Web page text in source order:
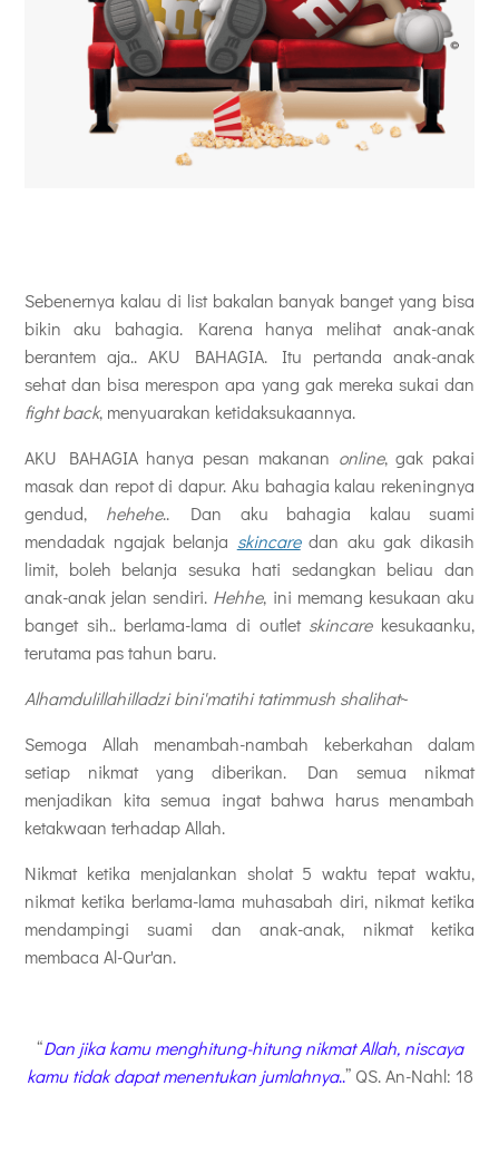
Sebenernya kalau di list bakalan banyak banget yang bisa
bikin aku bahagia. Karena hanya melihat anak-anak
berantem aja.. AKU BAHAGIA. Itu pertanda anak-anak
sehat dan bisa merespon apa yang gak mereka sukai dan
fight back, menyuarakan ketidaksukaannya.
AKU BAHAGIA hanya pesan makanan online, gak pakai
masak dan repot di dapur. Aku bahagia kalau rekeningnya
gendud, hehehe.. Dan aku bahagia kalau suami
mendadak ngajak belanja skincaredan aku gak dikasih
limit, boleh belanja sesuka hati sedangkan beliau dan
anak-anak jelan sendiri. Hehhe, ini memang kesukaan aku
banget sih.. berlama-lama di outlet skincarekesukaanku,
terutama pas tahun baru.
Alhamdulillahilladzi bini'matihi tatimmush shalihat~
Semoga Allah menambah-nambah keberkahan dalam
setiap nikmat yang diberikan. Dan semua nikmat
menjadikan kita semua ingat bahwa harus menambah
ketakwaan terhadap Allah.
Nikmat ketika menjalankan sholat 5 waktu tepat waktu,
nikmat ketika berlama-lama muhasabah diri, nikmat ketika
mendampingi suami dan anak-anak, nikmat ketika
membaca Al-Qur'an.
“Dan jika kamu menghitung-hitung nikmat Allah, niscaya
kamu tidak dapat menentukan jumlahnya..” QS. An-Nahl: 18